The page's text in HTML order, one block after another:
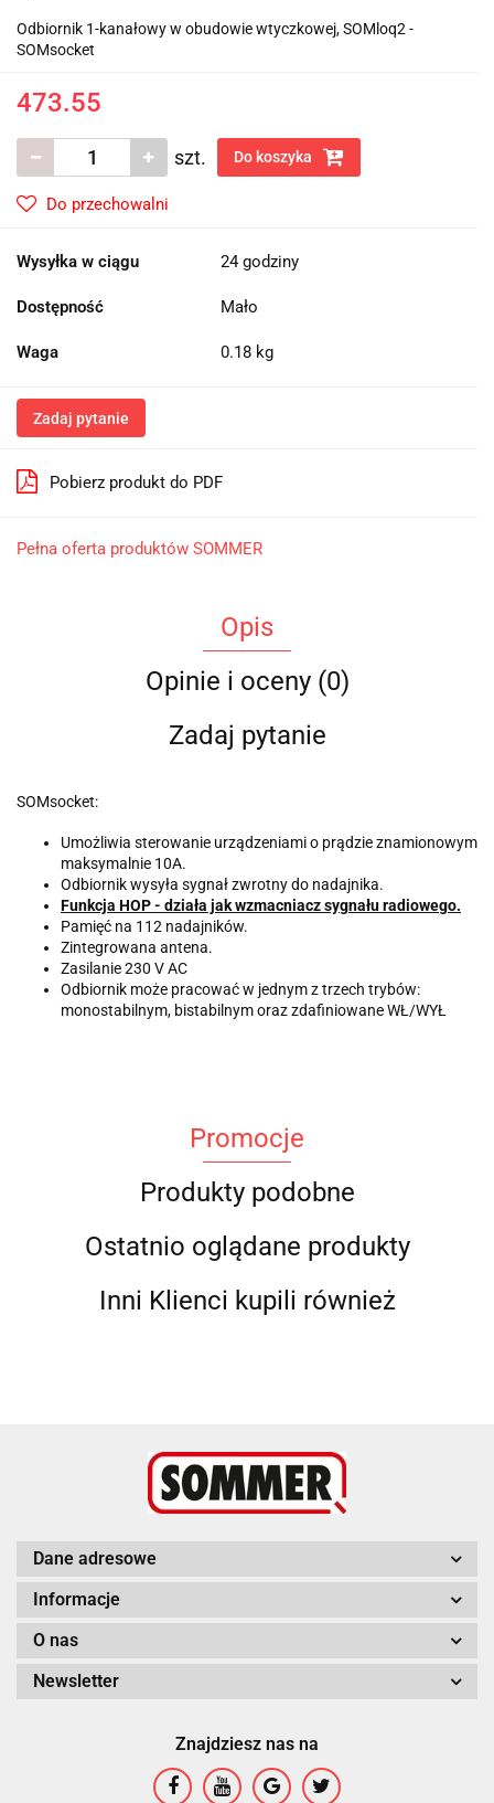
Odbiornik 1-kanałowy w obudowie wtyczkowej, SOMloq2 -
SOMsocket
473.55
szt. Do koszyka
Do przechowalni
Wysyłka w ciągu 24 godziny
Dostępność Mało
Waga 0.18 kg
Zadaj pytanie
Pobierz produkt do PDF
Pełna oferta produktów SOMMER
Opis
Opinie i oceny (0)
Zadaj pytanie
SOMsocket:
Umożliwia sterowanie urządzeniami o prądzie znamionowym
maksymalnie 10A.
Odbiornik wysyła sygnał zwrotny do nadajnika.
Funkcja HOP - działa jak wzmacniacz sygnału radiowego.
Pamięć na 112 nadajników.
Zintegrowana antena.
Zasilanie 230 V AC
Odbiornik może pracować w jednym z trzech trybów:
monostabilnym, bistabilnym oraz zdafiniowane WŁ/WYŁ
Promocje
Produkty podobne
Ostatnio oglądane produkty
Inni Klienci kupili również
Dane adresowe
Informacje
O nas
Newsletter
Znajdziesz nas na